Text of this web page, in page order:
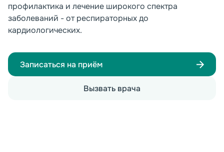
профилактика и лечение широкого спектра
заболеваний - от респираторных до
кардиологических.
Записаться на приём
Вызвать врача